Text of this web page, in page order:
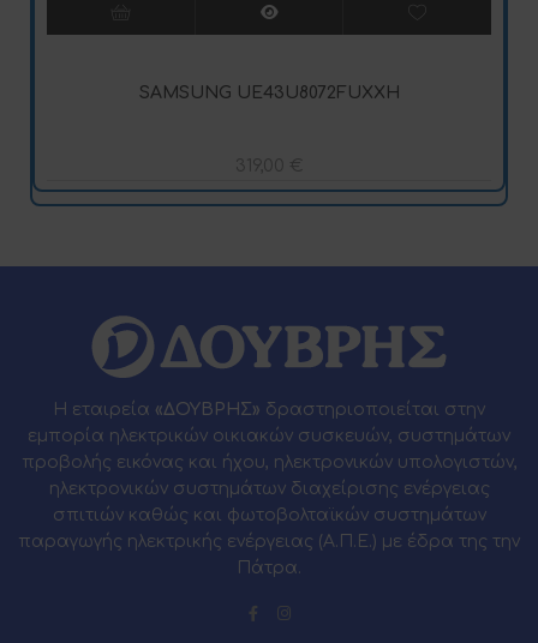
SAMSUNG UE43U8072FUXXH
319,00 €
Η εταιρεία «ΔΟΥΒΡΗΣ» δραστηριοποιείται στην
εμπορία ηλεκτρικών οικιακών συσκευών, συστημάτων
προβολής εικόνας και ήχου, ηλεκτρονικών υπολογιστών,
ηλεκτρονικών συστημάτων διαχείρισης ενέργειας
σπιτιών καθώς και φωτοβολταϊκών συστημάτων
παραγωγής ηλεκτρικής ενέργειας (Α.Π.Ε.) με έδρα της την
Πάτρα.